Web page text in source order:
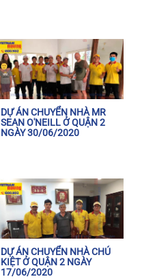
DỰ ÁN CHUYỂN NHÀ MR
SEAN O'NEILL Ở QUẬN 2
NGÀY 30/06/2020
DỰ ÁN CHUYỂN NHÀ CHÚ
KIỆT Ở QUẬN 2 NGÀY
17/06/2020